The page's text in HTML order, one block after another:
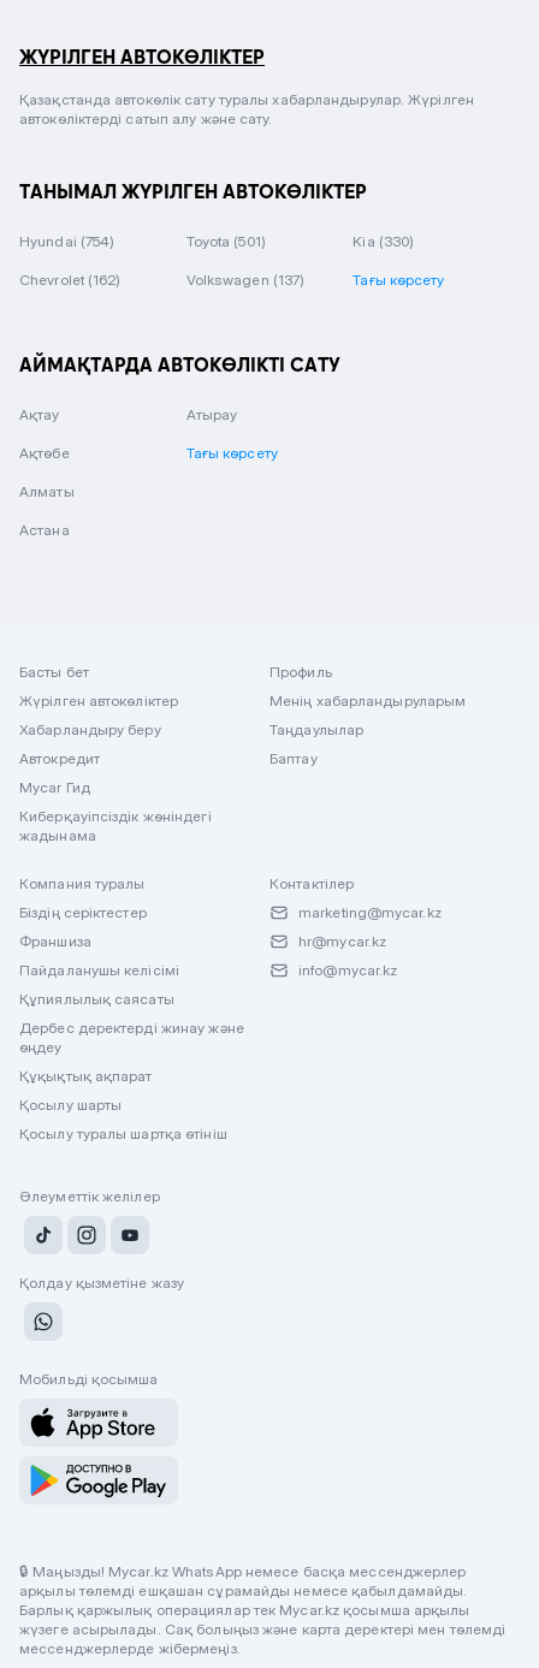
ЖҮРІЛГЕН АВТОКӨЛІКТЕР
Қазақстанда автокөлік сату туралы хабарландырулар. Жүрілген
автокөліктерді сатып алу және сату.
ТАНЫМАЛ ЖҮРІЛГЕН АВТОКӨЛІКТЕР
Hyundai (754) Toyota (501) Kia (330)
Chevrolet (162) Volkswagen (137) Тағы көрсету
АЙМАҚТАРДА АВТОКӨЛІКТІ САТУ
Ақтау
Ақтөбе
Алматы
Астана
Атырау
Тағы көрсету
Басты бет
Жүрілген автокөліктер
Хабарландыру беру
Автокредит
Mycar Гид
Киберқауіпсіздік жөніндегі
жадынама
Профиль
Менің хабарландыруларым
Таңдаулылар
Баптау
Компания туралы
Біздің серіктестер
Франшиза
Пайдаланушы келісімі
Құпиялылық саясаты
Дербес деректерді жинау және
өңдеу
Құқықтық ақпарат
Қосылу шарты
Қосылу туралы шартқа өтініш
Контактілер
marketing@mycar.kz
hr@mycar.kz
info@mycar.kz
Әлеуметтік желілер
Қолдау қызметіне жазу
Мобильді қосымша
🔒 Маңызды! Mycar.kz WhatsApp немесе басқа мессенджерлер
арқылы төлемді ешқашан сұрамайды немесе қабылдамайды.
Барлық қаржылық операциялар тек Mycar.kz қосымша арқылы
жүзеге асырылады. Сақ болыңыз және карта деректері мен төлемді
мессенджерлерде жібермеңіз.